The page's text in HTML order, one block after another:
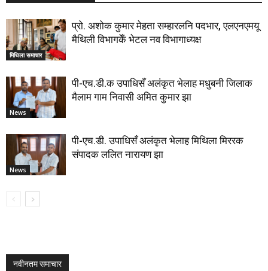
मिथिला समाचार
प्रो. अशोक कुमार मेहता सम्हारलनि पदभार, एलएनएमयू
मैथिली विभागकेँ भेटल नव विभागाध्यक्ष
News
पी-एच.डी.क उपाधिसँ अलंकृत भेलाह मधुबनी जिलाक
मैलाम गाम निवासी अमित कुमार झा
News
पी-एच.डी. उपाधिसँ अलंकृत भेलाह मिथिला मिररक
संपादक ललित नारायण झा
नवीनतम समाचार